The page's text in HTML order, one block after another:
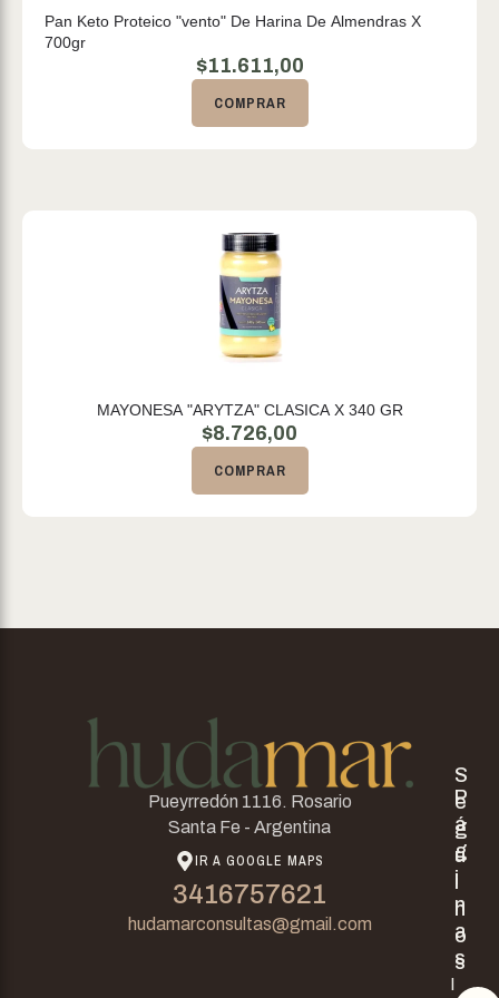
Pan Keto Proteico "vento" De Harina De Almendras X
700gr
$11.611,00
COMPRAR
MAYONESA "ARYTZA" CLASICA X 340 GR
$8.726,00
COMPRAR
Pueyrredón 1116. Rosario
Santa Fe - Argentina
IR A GOOGLE MAPS
3416757621
hudamarconsultas@gmail.com
P
á
g
i
n
a
s
I
S
e
g
u
n
o
s